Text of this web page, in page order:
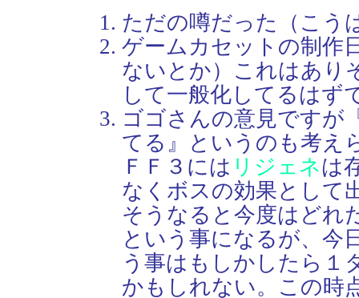
ただの噂だった（こう
ゲームカセットの制作
ないとか）これはあり
して一般化してるはず
ゴゴさんの意見ですが
てる』というのも考え
ＦＦ３には リジェネ は
なくボスの効果として
そうなると今度はどれ
という事になるが、今
う事はもしかしたら１
かもしれない。この時